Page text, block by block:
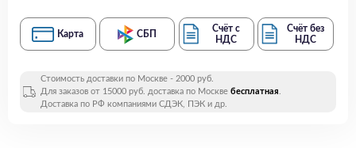
Карта СБП
Счёт с
НДС
Счёт без
НДС
Стоимость доставки по Москве - 2000 руб.
Для заказов от 15000 руб. доставка по Москве бесплатная.
Доставка по РФ компаниями СДЭК, ПЭК и др.